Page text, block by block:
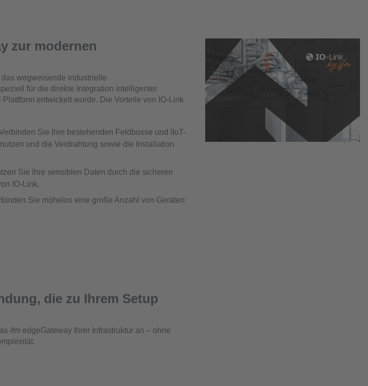
zur modernen
wegweisende industrielle
für die direkte Integration intelligenter
entwickelt wurde. Die Vorteile von IO-Link
Sie Ihre bestehenden Feldbusse und IIoT-
und die Verdrahtung sowie die Installation
Sie Ihre sensiblen Daten durch die sicheren
IO-Link.
Sie mühelos eine große Anzahl von Geräten
die zu Ihrem Setup
ifm edgeGateway Ihrer Infrastruktur an – ohne